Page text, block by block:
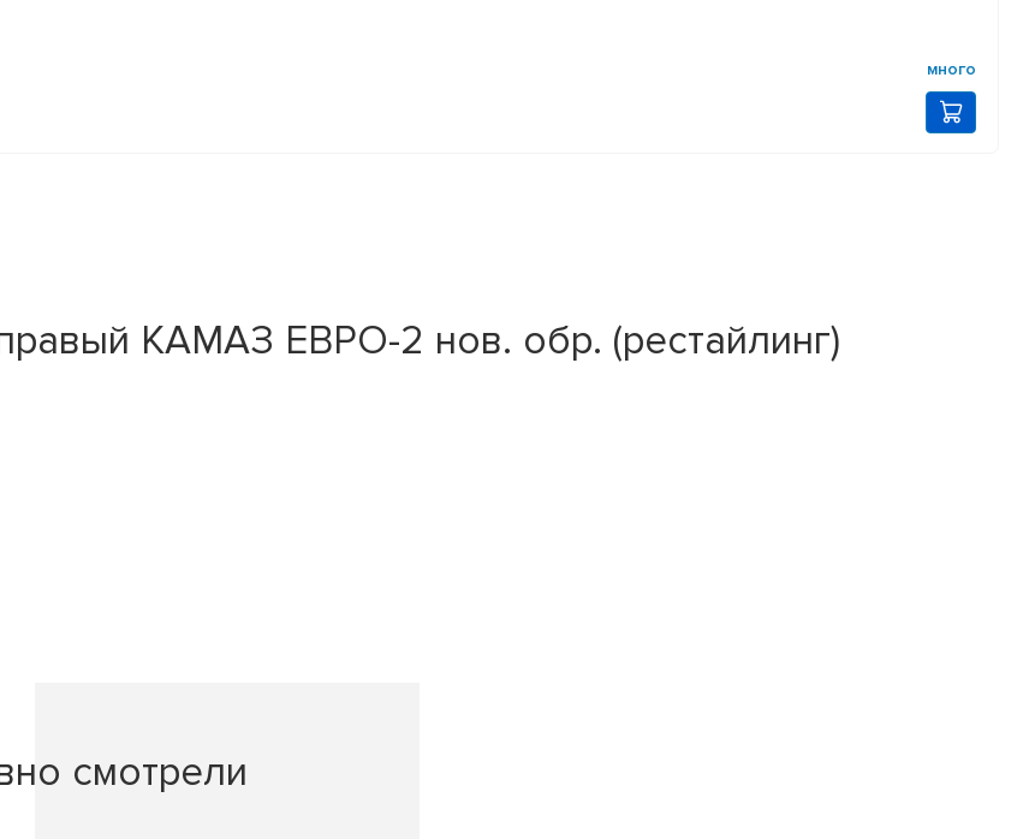
много
КАМАЗ ЕВРО-2 нов. обр. (рестайлинг)
смотрели